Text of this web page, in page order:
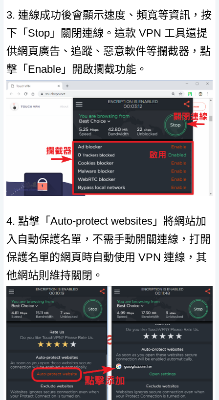
3. 連線成功後會顯示速度、頻寬等資訊，按
下「Stop」關閉連線。這款 VPN 工具還提
供網頁廣告、追蹤、惡意軟件等攔截器，點
擊「Enable」開啟攔截功能。
4. 點擊「Auto-protect websites」將網站加
入自動保護名單，不需手動開關連線，打開
保護名單的網頁時自動使用 VPN 連線，其
他網站則維持關閉。